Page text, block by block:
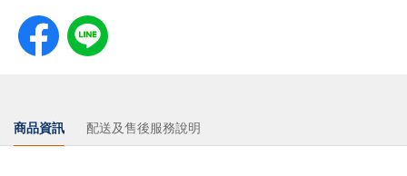
商品資訊 配送及售後服務說明